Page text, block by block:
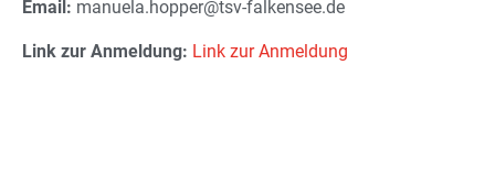
Email: manuela.hopper@tsv-falkensee.de
Link zur Anmeldung: Link zur Anmeldung